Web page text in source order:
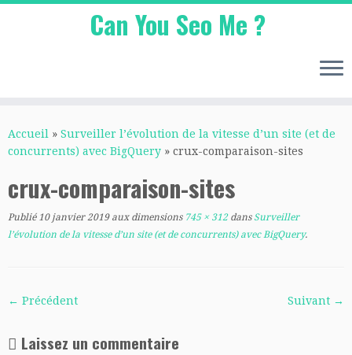
au
contenu
Can You Seo Me ?
Accueil » Surveiller l’évolution de la vitesse d’un site (et de
concurrents) avec BigQuery » crux-comparaison-sites
crux-comparaison-sites
Publié 10 janvier 2019aux dimensions745 × 312dansSurveiller
l’évolution de la vitesse d’un site (et de concurrents) avec BigQuery.
← Précédent Suivant →
Laissez un commentaire